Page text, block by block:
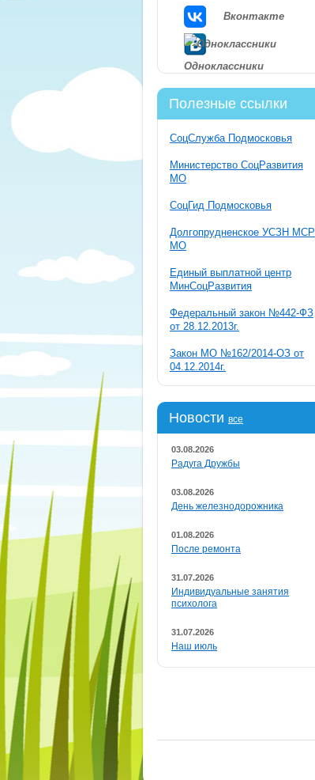
Вконтакте
Одноклассники
Полезные ссылки
СоцСлужба Подмосковья
Министерство СоцРазвития
МО
СоцГид Подмосковья
Долгопрудненское УСЗН МСР
МО
Единый выплатной центр
МинСоцРазвития
Федеральный закон №442-ФЗ
от 28.12.2013г.
Закон МО №162/2014-ОЗ от
04.12.2014г.
Новости все
03.08.2026
Радуга Дружбы
03.08.2026
День железнодорожника
01.08.2026
После ремонта
31.07.2026
Индивидуальные занятия
психолога
31.07.2026
Наш июль